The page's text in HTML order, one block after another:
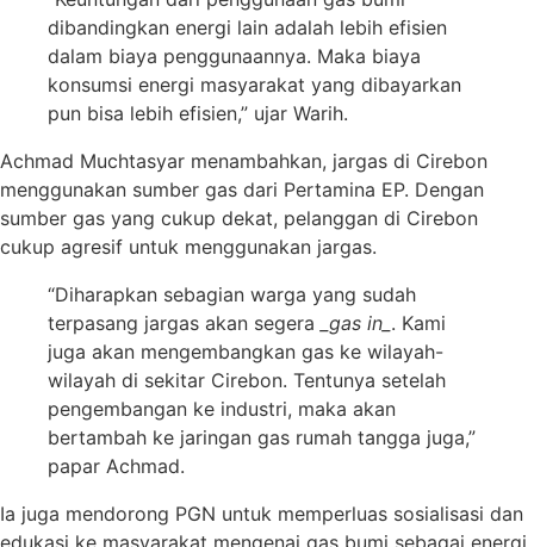
dibandingkan energi lain adalah lebih efisien
dalam biaya penggunaannya. Maka biaya
konsumsi energi masyarakat yang dibayarkan
pun bisa lebih efisien,” ujar Warih.
Achmad Muchtasyar menambahkan, jargas di Cirebon
menggunakan sumber gas dari Pertamina EP. Dengan
sumber gas yang cukup dekat, pelanggan di Cirebon
cukup agresif untuk menggunakan jargas.
“Diharapkan sebagian warga yang sudah
terpasang jargas akan segera
_gas in_ . Kami
juga akan mengembangkan gas ke wilayah-
wilayah di sekitar Cirebon. Tentunya setelah
pengembangan ke industri, maka akan
bertambah ke jaringan gas rumah tangga juga,”
papar Achmad.
Ia juga mendorong PGN untuk memperluas sosialisasi dan
edukasi ke masyarakat mengenai gas bumi sebagai energi